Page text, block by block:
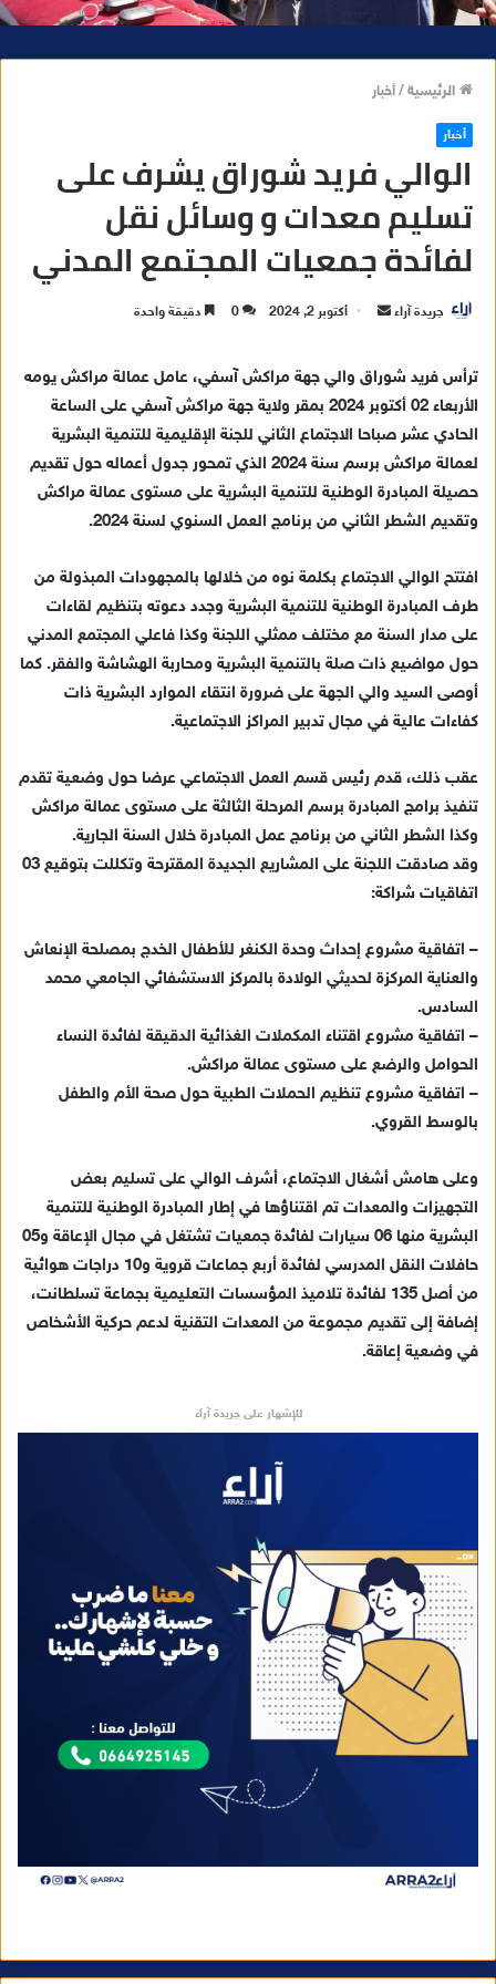
الرئيسية/أخبار
أخبار
الوالي فريد شوراق يشرف على
تسليم معدات و وسائل نقل
لفائدة جمعيات المجتمع المدني
جريدة آراء
ب
ي
د
ا
ل
ك
ر
و
أكتوبر 2, 2024 0 دقيقة واحدة
ترأس فريد شوراق والي جهة مراكش آسفي، عامل عمالة مراكش يومه
الأربعاء 02 أكتوبر 2024 بمقر ولاية جهة مراكش آسفي على الساعة
الحادي عشر صباحا الاجتماع الثاني للجنة الإقليمية للتنمية البشرية
لعمالة مراكش برسم سنة 2024 الذي تمحور جدول أعماله حول تقديم
حصيلة المبادرة الوطنية للتنمية البشرية على مستوى عمالة مراكش
وتقديم الشطر الثاني من برنامج العمل السنوي لسنة 2024.
افتتح الوالي الاجتماع بكلمة نوه من خلالها بالمجهودات المبذولة من
طرف المبادرة الوطنية للتنمية البشرية وجدد دعوته بتنظيم لقاءات
على مدار السنة مع مختلف ممثلي اللجنة وكذا فاعلي المجتمع المدني
حول مواضيع ذات صلة بالتنمية البشرية ومحاربة الهشاشة والفقر. كما
أوصى السيد والي الجهة على ضرورة انتقاء الموارد البشرية ذات
كفاءات عالية في مجال تدبير المراكز الاجتماعية.
عقب ذلك، قدم رئيس قسم العمل الاجتماعي عرضا حول وضعية تقدم
تنفيذ برامج المبادرة برسم المرحلة الثالثة على مستوى عمالة مراكش
وكذا الشطر الثاني من برنامج عمل المبادرة خلال السنة الجارية.
وقد صادقت اللجنة على المشاريع الجديدة المقترحة وتكللت بتوقيع 03
اتفاقيات شراكة:
– اتفاقية مشروع إحداث وحدة الكنغر للأطفال الخدج بمصلحة الإنعاش
والعناية المركزة لحديثي الولادة بالمركز الاستشفائي الجامعي محمد
السادس.
– اتفاقية مشروع اقتناء المكملات الغذائية الدقيقة لفائدة النساء
الحوامل والرضع على مستوى عمالة مراكش.
– اتفاقية مشروع تنظيم الحملات الطبية حول صحة الأم والطفل
بالوسط القروي.
وعلى هامش أشغال الاجتماع، أشرف الوالي على تسليم بعض
التجهيزات والمعدات تم اقتناؤها في إطار المبادرة الوطنية للتنمية
البشرية منها 06 سيارات لفائدة جمعيات تشتغل في مجال الإعاقة و05
حافلات النقل المدرسي لفائدة أربع جماعات قروية و10 دراجات هوائية
من أصل 135 لفائدة تلاميذ المؤسسات التعليمية بجماعة تسلطانت،
إضافة إلى تقديم مجموعة من المعدات التقنية لدعم حركية الأشخاص
في وضعية إعاقة.
للإشهار على جريدة آراء